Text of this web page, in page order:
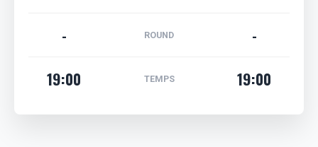
- ROUND
-
19:00
TEMPS 19:00